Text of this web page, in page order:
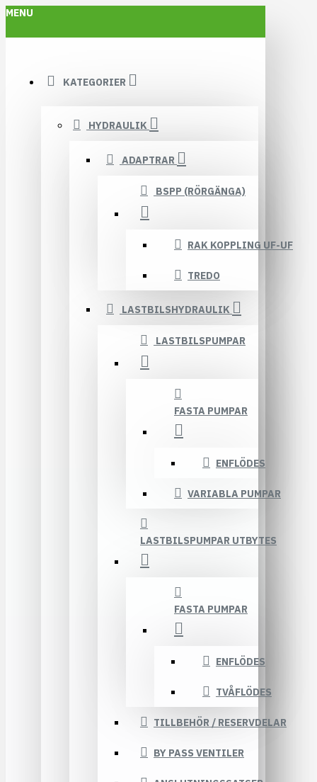
MENU
KATEGORIER
HYDRAULIK
ADAPTRAR
BSPP (RÖRGÄNGA)
RAK KOPPLING UF-UF
TREDO
LASTBILSHYDRAULIK
LASTBILSPUMPAR
FASTA PUMPAR
ENFLÖDES
VARIABLA PUMPAR
LASTBILSPUMPAR UTBYTES
FASTA PUMPAR
ENFLÖDES
TVÅFLÖDES
TILLBEHÖR / RESERVDELAR
BY PASS VENTILER